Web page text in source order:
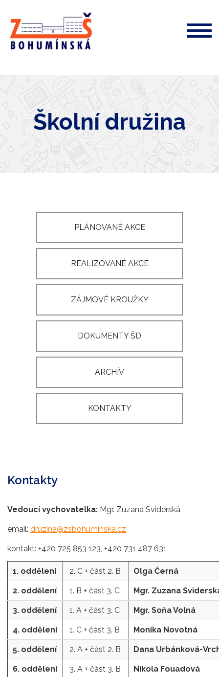
ZŠ
Bohumínská
72
Školní družina
PLÁNOVANÉ AKCE
REALIZOVANÉ AKCE
ZÁJMOVÉ KROUŽKY
DOKUMENTY ŠD
ARCHÍV
KONTAKTY
Kontakty
Vedoucí vychovatelka: Mgr. Zuzana Sviderská
email: druzina@zsbohuminska.cz
kontakt: +420 725 853 123, +420 731 487 631
1. oddělení 2. C + část 2. B Olga Černá
2. oddělení 1. B + část 3. C Mgr. Zuzana
3. oddělení 1. A + část 3. C Mgr. Soňa Volná
4. oddělení 1. C + část 3. B Monika Novotná
5. oddělení 2. A + část 2. B Dana Urbánková-
6. oddělení 3. A + část 3. B Nikola Fouadová